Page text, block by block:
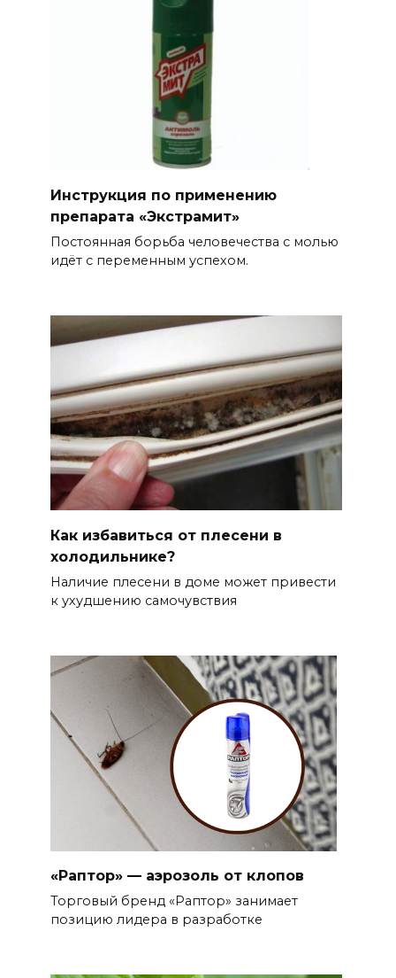
Инструкция по применению
препарата «Экстрамит»
Постоянная борьба человечества с молью
идёт с переменным успехом.
Как избавиться от плесени в
холодильнике?
Наличие плесени в доме может привести
к ухудшению самочувствия
«Раптор» — аэрозоль от клопов
Торговый бренд «Раптор» занимает
позицию лидера в разработке